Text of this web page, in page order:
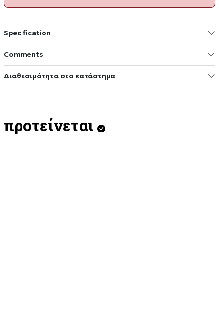
Specification
Comments
Διαθεσιμότητα στο κατάστημα
προτείνεται